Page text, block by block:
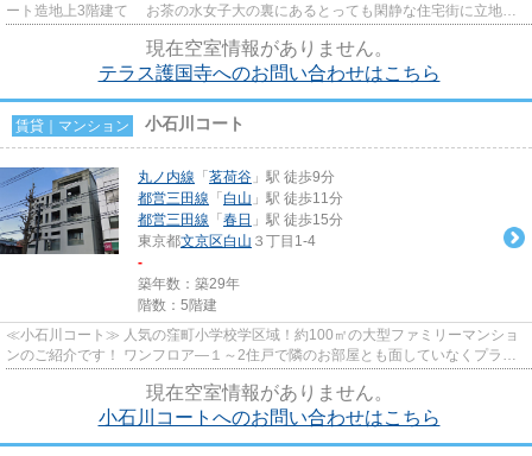
ート造地上3階建て お茶の水女子大の裏にあるとっても閑静な住宅街に立地の
現在空室情報がありません。
テラス護国寺へのお問い合わせはこちら
賃貸｜マンション 小石川コート
丸ノ内線 「 茗荷谷 」駅 徒歩9分
都営三田線 「 白山 」駅 徒歩11分
都営三田線 「 春日 」駅 徒歩15分
東京都文京区白山 ３丁目1-4
-
築年数：築29年
階数：5階建
≪小石川コート≫ 人気の窪町小学校学区域！約100㎡の大型ファミリーマンショ
ンのご紹介です！ ワンフロア―１～2住戸で隣のお部屋とも面していなくプライ
現在空室情報がありません。
小石川コートへのお問い合わせはこちら